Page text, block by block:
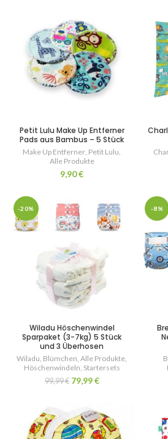
Petit Lulu Make Up Entferner
Pads aus Bambus – 5 Stück
Make Up Entferner, Petit Lulu,
Alle Produkte
9,90€
-20%
Wiladu Höschenwindel
Sparpaket (3-7kg) 5 Stück
und 3 Überhosen
Wiladu, Blümchen, Alle Produkte,
Höschenwindeln, Startersets
99,99€ 79,99€
-8%